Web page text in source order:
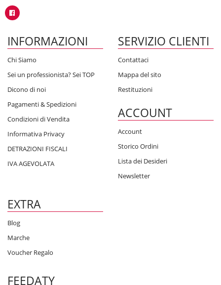
INFORMAZIONI
Chi Siamo
Sei un professionista? Sei TOP
Dicono di noi
Pagamenti & Spedizioni
Condizioni di Vendita
Informativa Privacy
DETRAZIONI FISCALI
IVA AGEVOLATA
SERVIZIO CLIENTI
Contattaci
Mappa del sito
Restituzioni
ACCOUNT
Account
Storico Ordini
Lista dei Desideri
Newsletter
EXTRA
Blog
Marche
Voucher Regalo
FEEDATY